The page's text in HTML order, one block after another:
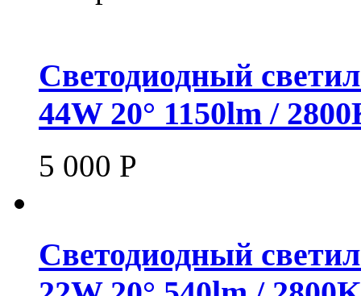
Светодиодный
44W 20° 1150lm /
5 000 Р
Светодиодный